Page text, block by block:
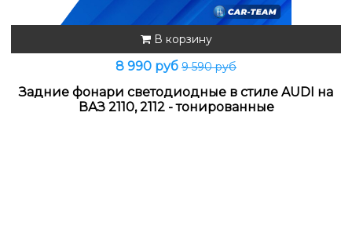
В корзину
8 990 руб 9 590 руб
Задние фонари светодиодные в стиле AUDI на
ВАЗ 2110, 2112 - тонированные